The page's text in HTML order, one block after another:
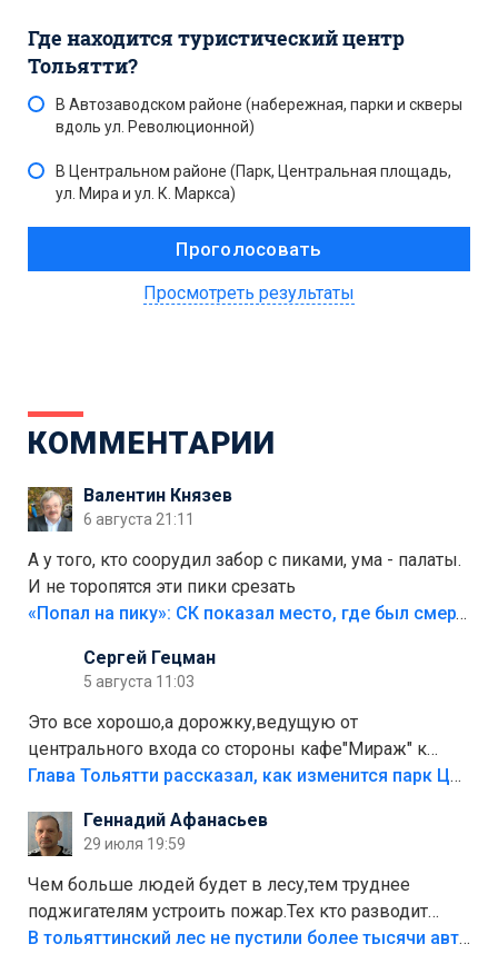
Где находится туристический центр
Тольятти?
В Автозаводском районе (набережная, парки и скверы
вдоль ул. Революционной)
В Центральном районе (Парк, Центральная площадь,
ул. Мира и ул. К. Маркса)
Просмотреть результаты
КОММЕНТАРИИ
Валентин Князев
6 августа 21:11
А у того, кто соорудил забор с пиками, ума - палаты.
И не торопятся эти пики срезать
«Попал на пику»: СК показал место, где был смертельно травмирован ребенок в Тольятти
Сергей Гецман
5 августа 11:03
Это все хорошо,а дорожку,ведущую от
центрального входа со стороны кафе"Мираж" к
аттракционам слабо доделать?А то бордюры
лежала в парке и испортилась.Да еще,видимо,часть
украли.
Глава Тольятти рассказал, как изменится парк Центрального района
Геннадий Афанасьев
29 июля 19:59
Чем больше людей будет в лесу,тем труднее
поджигателям устроить пожар.Тех кто разводит
костры,тех надо безбожно штрафовать.Камер полно
В тольяттинский лес не пустили более тысячи автомобилей